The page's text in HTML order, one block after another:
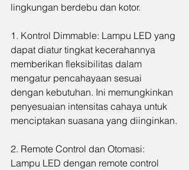
lingkungan berdebu dan kotor.
1. Kontrol Dimmable: Lampu LED yang
dapat diatur tingkat kecerahannya
memberikan fleksibilitas dalam
mengatur pencahayaan sesuai
dengan kebutuhan. Ini memungkinkan
penyesuaian intensitas cahaya untuk
menciptakan suasana yang diinginkan.
2. Remote Control dan Otomasi:
Lampu LED dengan remote control